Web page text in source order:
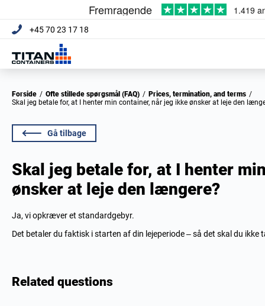
+45 70 23 17 18
Forside / Ofte stillede spørgsmål (FAQ) / Prices, termination, and terms /
Skal jeg betale for, at I henter min container, når jeg ikke ønsker at leje den
Gå tilbage
Skal jeg betale for, at I henter
ønsker at leje den længere?
Ja, vi opkræver et standardgebyr.
Det betaler du faktisk i starten af din lejeperiode – så det skal du
Related questions